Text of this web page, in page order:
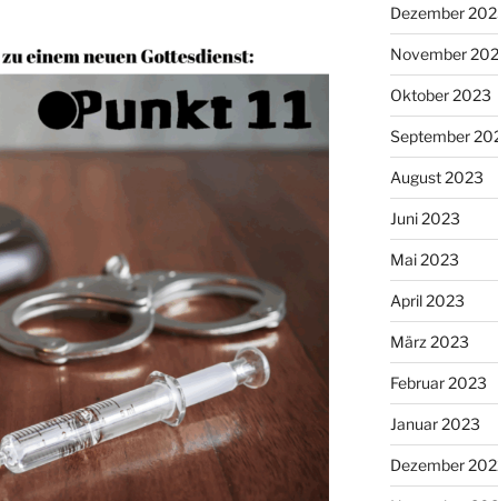
Dezember
November
Oktober 2023
September
August 2023
Juni 2023
Mai 2023
April 2023
März 2023
Februar 2023
Januar 2023
Dezember